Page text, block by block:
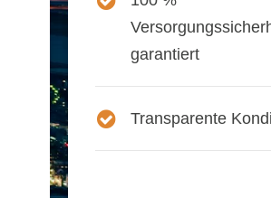
garantiert
Transparente